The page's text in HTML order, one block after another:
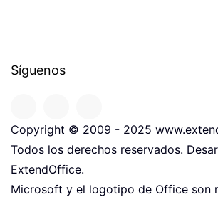
Síguenos
Copyright © 2009 - 2025
Todos los derechos reservados.
ExtendOffice.
Microsoft y el logotipo de Office son